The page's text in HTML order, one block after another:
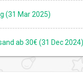
(31 Mar 2025)
ab 30€ (31 Dec 2024)